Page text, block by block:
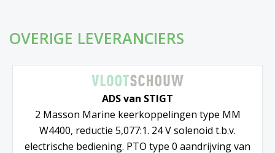
OVERIGE LEVERANCIERS
ADS van STIGT
2 Masson Marine keerkoppelingen type MM
W4400, reductie 5,077:1. 24 V solenoid t.b.v.
electrische bediening. PTO type 0 aandrijving van